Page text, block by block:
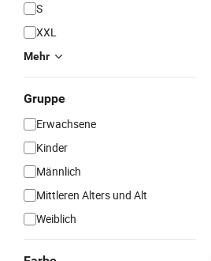
S
XXL
Mehr
Gruppe
Erwachsene
Kinder
Männlich
Mittleren Alters und Alt
Weiblich